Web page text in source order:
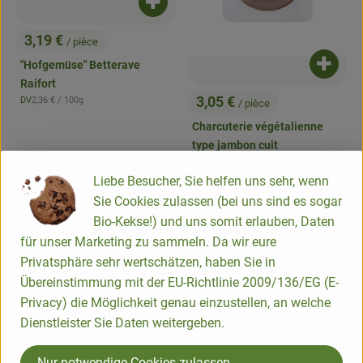
, Prix:
3,19 € / pièce
"Hofgemüse" Betterave
Raifort
, Origine:
DV, Prix de référence:
2,36 € / 100g
Ajouter le produit au panier
, Prix:
3,05 € / pièce
Charcuterie végétalienne
type jambon cuit
, Association:
, Autorité de contrôle:
DE-ÖKO-007
Ajouter le produit aux favoris Ajouter le produit aux favoris
Liebe Besucher, Sie helfen uns sehr, wenn
Sie Cookies zulassen (bei uns sind es sogar
Bio-Kekse!) und uns somit erlauben, Daten
für unser Marketing zu sammeln. Da wir eure
Privatsphäre sehr wertschätzen, haben Sie in
Übereinstimmung mit der EU-Richtlinie 2009/136/EG (E-
Privacy) die Möglichkeit genau einzustellen, an welche
Dienstleister Sie Daten weitergeben.